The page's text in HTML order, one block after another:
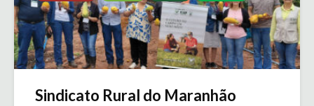
Sindicato Rural do Maranhão